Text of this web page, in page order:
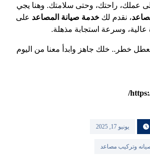
عملك، راحتك، وحتى سلامتك. وهنا يجي
، نقدم لكخدمة صيانة المصاعد على
عالية، وسرعة استجابة مذهلة.
خطر.. خلك جاهز وابدأ معنا من اليوم
يونيو 17, 2025
وتركيب مصاعد